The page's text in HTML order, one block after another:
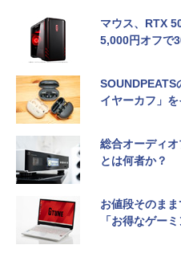
マウス、RTX
5,000円オフで
SOUNDPEATS
イヤーカフ」
総合オーディ
とは何者か？
お値段そのま
「お得なゲー